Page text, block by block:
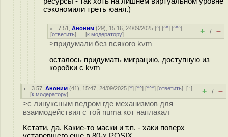
сэкономили треть юаня.)
7.51 ,Аноним (29), 15:16, 24/09/2025 [^] [^^] [^^^]
[ответить] [к модератору] + / –
>придумали без всякого kvm
осталось придумать миграцию, доступную из
коробки с kvm
3.57 ,Аноним (41), 15:47, 24/09/2025 [^] [^^] [^^^] [ответить][↑]
[к модератору] + / –
>с линуксным ведром где механизмов для
взаимодействия с той numa кот наплакал
Кстати, да. Какие-то маски и т.п. - хаки поверх